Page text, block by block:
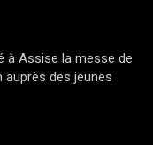
à Assise la messe de
auprès des jeunes